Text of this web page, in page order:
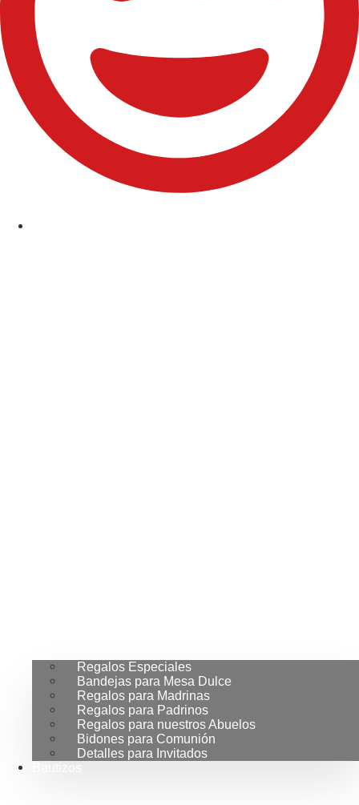
Regalos Especiales
Bandejas para Mesa Dulce
Regalos para Madrinas
Regalos para Padrinos
Regalos para nuestros Abuelos
Bidones para Comunión
Detalles para Invitados